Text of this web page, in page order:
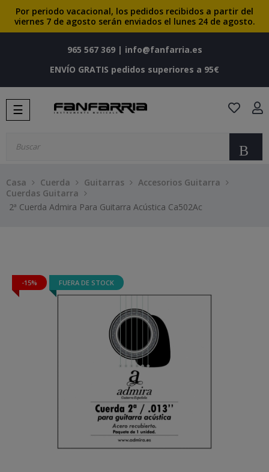
Por periodo vacacional, los pedidos recibidos a partir del
viernes 7 de agosto serán enviados el lunes 24 de agosto.
965 567 369| info@fanfarria.es
ENVÍO GRATIS pedidos superiores a 95€
Navegación
de
☰
Casa Cuerda Guitarras
Accesorios Guitarra
Cuerdas Guitarra
2ª Cuerda Admira Para Guitarra Acústica Ca502Ac
-15% FUERA DE STOCK